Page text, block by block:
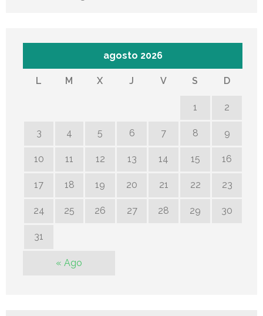
agosto 2026
L M X J V S D
1 2
3 4 5 6 7 8 9
10 11 12 13 14 15 16
17 18 19 20 21 22 23
24 25 26 27 28 29 30
31
« Ago